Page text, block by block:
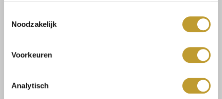
Noodzakelijk
Voorkeuren
Analytisch
Verzenden & retourneren